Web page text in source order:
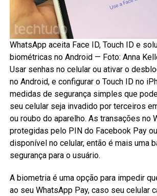
WhatsApp aceita Face ID, Touch ID e
biométricas no Android — Foto: Anna
Usar senhas no celular ou ativar o
no Android, e configurar o Touch ID no
medidas de segurança simples que
seu celular seja invadido por terceiros
ou roubo do aparelho. As transações no
protegidas pelo PIN do Facebook Pay
disponível no celular, então é mais uma
segurança para o usuário.
A biometria é uma opção para impedir
ao seu WhatsApp Pay, caso seu celular